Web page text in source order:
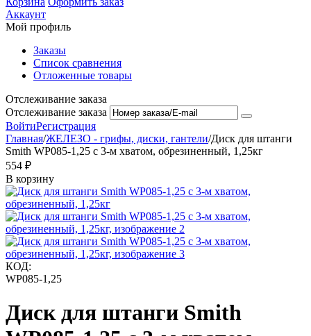
Аккаунт
Мой профиль
Заказы
Список сравнения
Отложенные товары
Отслеживание заказа
Отслеживание заказа
ВойтиРегистрация
Главная/ЖЕЛЕЗО - грифы, диски, гантели/Диск для штанги
Smith WP085-1,25 c 3-м хватом, обрезиненный, 1,25кг
‍554‍ ₽
В корзину
КОД:
WP085-1,25
Диск для штанги Smith